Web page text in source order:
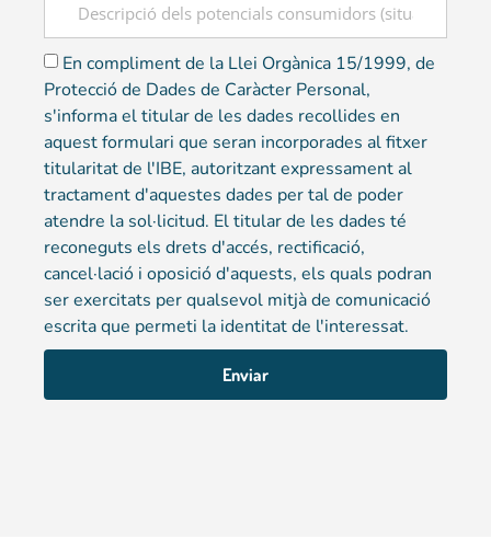
En compliment de la Llei Orgànica 15/1999, de
Protecció de Dades de Caràcter Personal,
s'informa el titular de les dades recollides en
aquest formulari que seran incorporades al fitxer
titularitat de l'IBE, autoritzant expressament al
tractament d'aquestes dades per tal de poder
atendre la sol·licitud. El titular de les dades té
reconeguts els drets d'accés, rectificació,
cancel·lació i oposició d'aquests, els quals podran
ser exercitats per qualsevol mitjà de comunicació
escrita que permeti la identitat de l'interessat.
Enviar